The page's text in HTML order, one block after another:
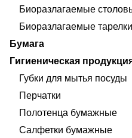
Биоразлагаемые
Биоразлагаемые тарелки
Бумага
Гигиеническая
Губки для мытья посуды
Перчатки
Полотенца бумажные
Салфетки бумажные